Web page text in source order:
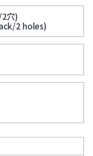
穴)
2 holes)